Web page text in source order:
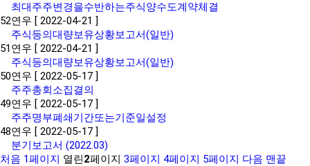
최대주주변경을수반하는주식양수도계약체결
52연우 [ 2022-04-21 ]
주식등의대량보유상황보고서(일반)
51연우 [ 2022-04-21 ]
주식등의대량보유상황보고서(일반)
50연우 [ 2022-05-17 ]
주주총회소집결의
49연우 [ 2022-05-17 ]
주주명부폐쇄기간또는기준일설정
48연우 [ 2022-05-17 ]
분기보고서 (2022.03)
처음 1페이지 열린2페이지 3페이지 4페이지 5페이지 다음 맨끝